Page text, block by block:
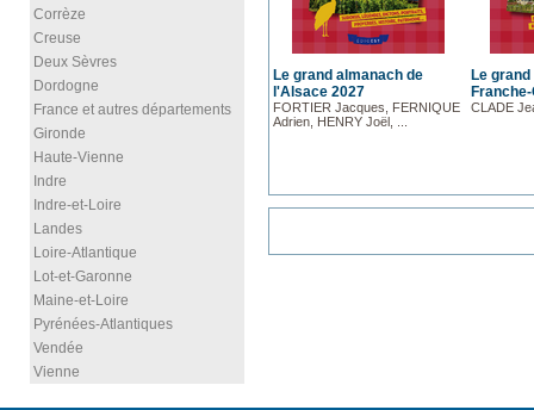
Corrèze
Creuse
Deux Sèvres
Dordogne
France et autres départements
Gironde
Haute-Vienne
Indre
Indre-et-Loire
Landes
Loire-Atlantique
Lot-et-Garonne
Maine-et-Loire
Pyrénées-Atlantiques
Vendée
Vienne
Le grand almanach de
l'Alsace 2027
FORTIER Jacques, FERNIQUE
Adrien, HENRY Joël, ...
Le
CLADE